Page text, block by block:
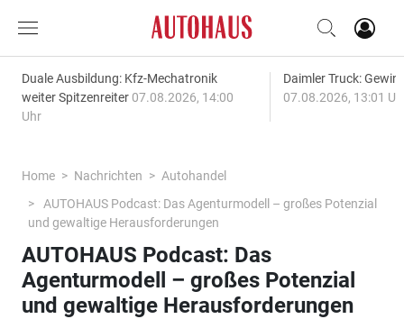
Duale Ausbildung: Kfz-Mechatronik
weiter Spitzenreiter 07.08.2026, 14:00
Uhr
Daimler Truck:
07.08.2026, 13:01
Home Nachrichten
Autohandel
AUTOHAUS Podcast: Das Agenturmodell – großes Potenzial
und gewaltige Herausforderungen
AUTOHAUS Podcast: Das
Agenturmodell – großes Potenzial
und gewaltige Herausforderungen